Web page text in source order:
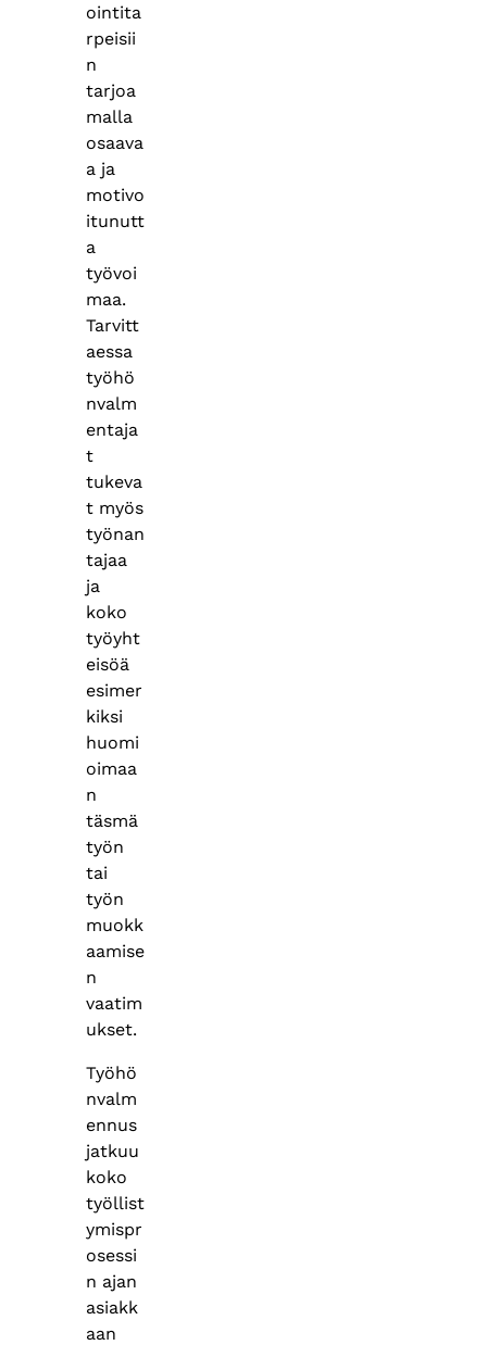
ointita
rpeisii
n
tarjoa
malla
osaava
a ja
motivo
itunutt
a
työvoi
maa.
Tarvitt
aessa
työhö
nvalm
entaja
t
tukeva
t myös
työnan
tajaa
ja
koko
työyht
eisöä
esimer
kiksi
huomi
oimaa
n
täsmä
työn
tai
työn
muokk
aamise
n
vaatim
ukset.
Työhö
nvalm
ennus
jatkuu
koko
työllist
ymispr
osessi
n ajan
asiakk
aan